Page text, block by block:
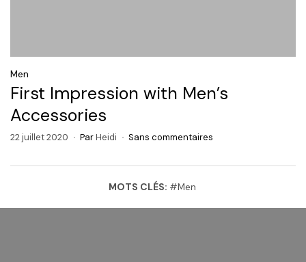
Men
First Impression with Men’s
Accessories
22 juillet 2020 ParHeidi Sans commentaires
MOTS CLÉS: #Men